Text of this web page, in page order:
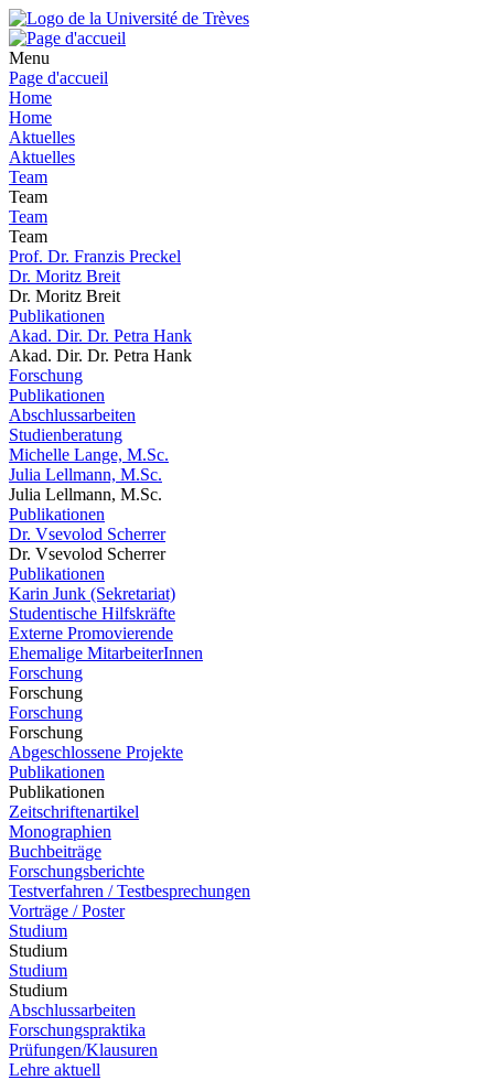
Menu
Page d'accueil
Home
Home
Aktuelles
Aktuelles
Team
Team
Team
Team
Prof. Dr. Franzis Preckel
Dr. Moritz Breit
Dr. Moritz Breit
Publikationen
Akad. Dir. Dr. Petra Hank
Akad. Dir. Dr. Petra Hank
Forschung
Publikationen
Abschlussarbeiten
Studienberatung
Michelle Lange, M.Sc.
Julia Lellmann, M.Sc.
Julia Lellmann, M.Sc.
Publikationen
Dr. Vsevolod Scherrer
Dr. Vsevolod Scherrer
Publikationen
Karin Junk (Sekretariat)
Studentische Hilfskräfte
Externe Promovierende
Ehemalige MitarbeiterInnen
Forschung
Forschung
Forschung
Forschung
Abgeschlossene Projekte
Publikationen
Publikationen
Zeitschriftenartikel
Monographien
Buchbeiträge
Forschungsberichte
Testverfahren / Testbesprechungen
Vorträge / Poster
Studium
Studium
Studium
Studium
Abschlussarbeiten
Forschungspraktika
Prüfungen/Klausuren
Lehre aktuell